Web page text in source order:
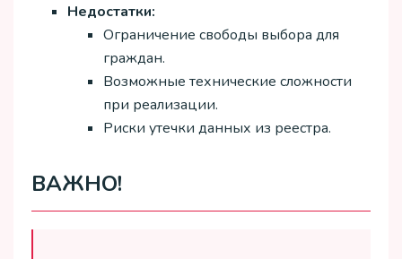
Недостатки:
Ограничение свободы выбора для
граждан.
Возможные технические сложности
при реализации.
Риски утечки данных из реестра.
ВАЖНО!